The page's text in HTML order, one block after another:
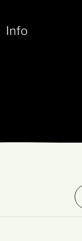
Info